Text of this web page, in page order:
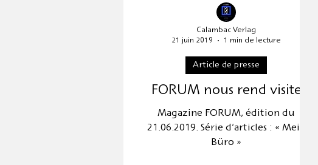
FORUM nous rend visite
Magazine FORUM, édition du
21.06.2019. Série d'articles : « Mein
Büro »
Article de presse
Calambac Verlag
21 juin 2019
1 min de lecture